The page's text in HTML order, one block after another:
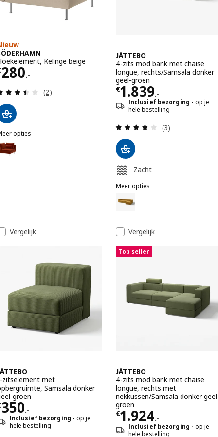
Kelinge beige
280.-
€ 280.-
Beoordeling: 3.5 van 5 sterren. Totaal
(2)
opties
SÖDERHAMN, Hoekelement, Alhamn diep oranjerood
SÖDERHAMN, Hoekelement, Gransel naturel
SÖDERHAMN, Hoekelement, Kelinge donkerblauw
SÖDERHAMN, Hoekelement, Alhamn donkergeel-bruin
SÖDERHAMN, Hoekelement, Fridtuna donker grijsblauw
JÄTTEBO
4-zits mod bank met chaise
longue, rechts/Samsala donker
geel-groen
€1.839.-
Prijs € 1839.-
Inclusief bezorging
op je
hele bestelling
Beoordeling:
(3)
Zacht
Meer opties
Optie: JÄTTEBO, 4-zits mod
Optie: JÄTTEBO, 4-zits mod
Optie: JÄTTEBO, 4-zits mod
Optie: JÄTTEBO, 4-zits mod
Optie: JÄTTEBO, 4-zits mod
Vergelijk
zitselement met
Samsala donker
groen
350.-
€ 350.-
Inclusief bezorging
op je
hele bestelling
Vergelijk
Top seller
JÄTTEBO
4-zits mod bank met chaise
longue, rechts met
nekkussen/Samsala donker
groen
€1.924.-
Prijs € 1924.-
Inclusief bezorging
op je
hele bestelling